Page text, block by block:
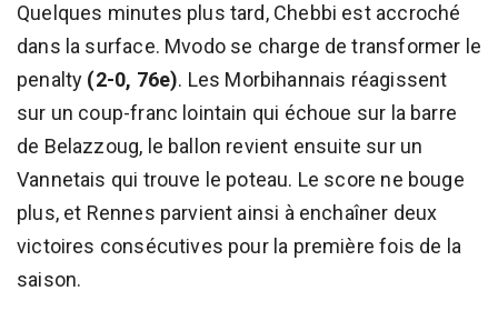
Quelques minutes plus tard, Chebbi est accroché
dans la surface. Mvodo se charge de transformer le
penalty (2-0, 76e). Les Morbihannais réagissent
sur un coup-franc lointain qui échoue sur la barre
de Belazzoug, le ballon revient ensuite sur un
Vannetais qui trouve le poteau. Le score ne bouge
plus, et Rennes parvient ainsi à enchaîner deux
victoires consécutives pour la première fois de la
saison.